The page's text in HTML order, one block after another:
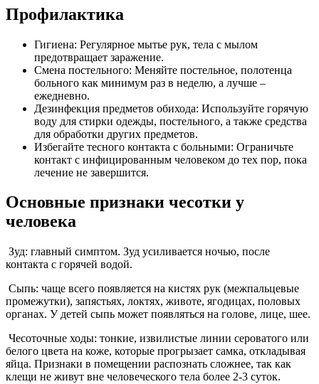
Профилактика
Гигиена: Регулярное мытье рук, тела с мылом
предотвращает заражение.
Смена постельного: Меняйте постельное, полотенца
больного как минимум раз в неделю, а лучше –
ежедневно.
Дезинфекция предметов обихода: Используйте горячую
воду для стирки одежды, постельного, а также средства
для обработки других предметов.
Избегайте тесного контакта с больными: Ограничьте
контакт с инфицированным человеком до тех пор, пока
лечение не завершится.
Основные признаки чесотки у
человека
Зуд: главный симптом. Зуд усиливается ночью, после
контакта с горячей водой.
Сыпь: чаще всего появляется на кистях рук (межпальцевые
промежутки), запястьях, локтях, животе, ягодицах, половых
органах. У детей сыпь может появляться на голове, лице, шее.
Чесоточные ходы: тонкие, извилистые линии сероватого или
белого цвета на коже, которые прогрызает самка, откладывая
яйца. Признаки в помещении распознать сложнее, так как
клещи не живут вне человеческого тела более 2-3 суток.